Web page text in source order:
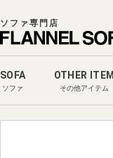
ソファ専門店
SOFA
ソファ
OTHER ITEM
その他アイテム